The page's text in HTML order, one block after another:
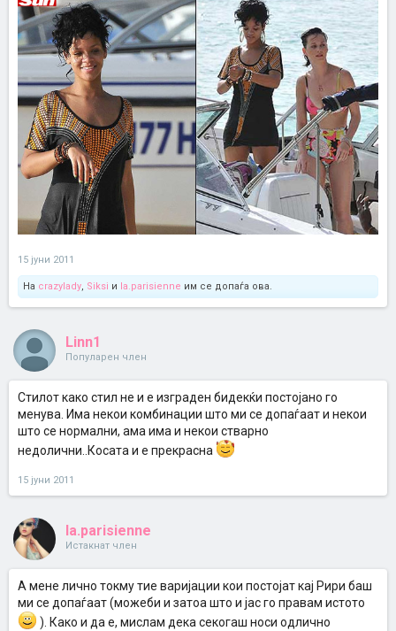
15 јуни 2011
На crazylady, Siksi и la.parisienne им се допаѓа ова.
Linn1
Популарен член
Стилот како стил не и е изграден бидекќи постојано го
менува. Има некои комбинации што ми се допаѓаат и некои
што се нормални, ама има и некои стварно
недолични..Косата и е прекрасна
15 јуни 2011
la.parisienne
Истакнат член
A мене лично токму тие варијации кои постојат кај Рири баш
ми се допаѓаат (можеби и затоа што и јас го правам истото
). Како и да е, мислам дека секогаш носи одлично